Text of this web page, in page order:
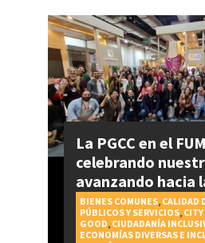
La PGCC en el
celebrando
avanzando hacia
realización del
Ciudad
BIENES COMUNES, CALIDAD
PÚBLICOS Y SERVICIOS,
GOOD CIUDADANÍA
ECONOMÍAS DIVERSAS E